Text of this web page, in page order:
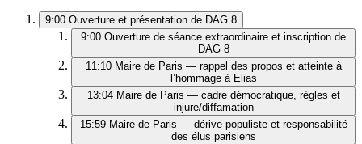
9:00 Ouverture et présentation de DAG 8
9:00 Ouverture de séance extraordinaire et inscription de
DAG 8
11:10 Maire de Paris — rappel des propos et atteinte à
l’hommage à Elias
13:04 Maire de Paris — cadre démocratique, règles et
injure/diffamation
15:59 Maire de Paris — dérive populiste et responsabilité
des élus parisiens